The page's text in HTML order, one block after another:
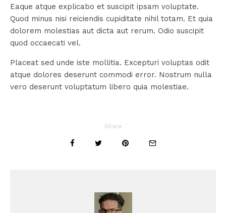
Eaque atque explicabo et suscipit ipsam voluptate.
Quod minus nisi reiciendis cupiditate nihil totam. Et quia
dolorem molestias aut dicta aut rerum. Odio suscipit
quod occaecati vel.
Placeat sed unde iste mollitia. Excepturi voluptas odit
atque dolores deserunt commodi error. Nostrum nulla
vero deserunt voluptatum libero quia molestiae.
Share